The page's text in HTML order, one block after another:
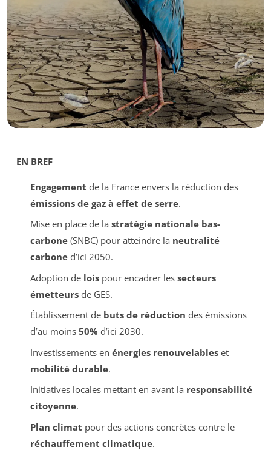
EN BREF
Engagement de la France envers la réduction des
émissions de gaz à effet de serre.
Mise en place de la stratégie nationale bas-
carbone(SNBC) pour atteindre la neutralité
carboned’ici 2050.
Adoption de loispour encadrer les secteurs
émetteursde GES.
Établissement de buts de réduction des émissions
d’au moins 50% d’ici 2030.
Investissements en énergies renouvelableset
mobilité durable.
Initiatives locales mettant en avant la responsabilité
citoyenne.
Plan climat pour des actions concrètes contre le
réchauffement climatique.